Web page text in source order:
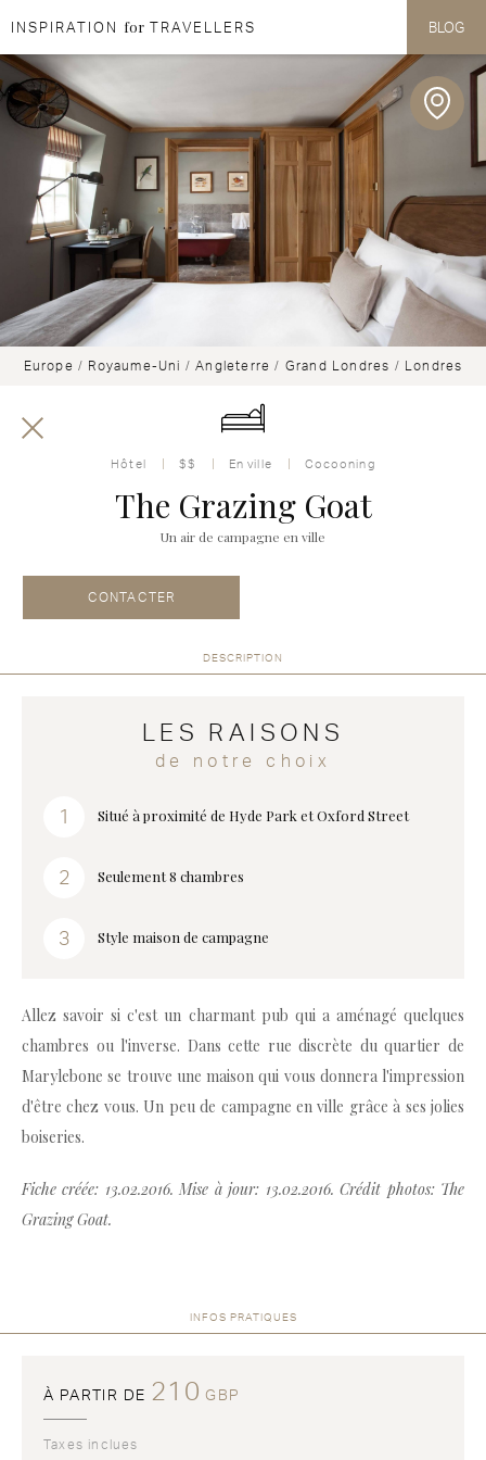
Aller au contenu
Aller au menu
INSPIRATION for TRAVELLERS BLOG
Europe / Royaume-Uni /Angleterre / Grand Londres / Londres
Hôtel $$ En ville Cocooning
The Grazing Goat
Un air de campagne en ville
CONTACTER
DESCRIPTION
LES RAISONS
de notre choix
Situé à proximité de Hyde Park et Oxford Street
Seulement 8 chambres
Style maison de campagne
Allez savoir si c'est un charmant pub qui a aménagé quelques
chambres ou l'inverse. Dans cette rue discrète du quartier de
Marylebone se trouve une maison qui vous donnera l'impression
d'être chez vous. Un peu de campagne en ville grâce à ses jolies
boiseries.
Fiche créée: 13.02.2016. Mise à jour: 13.02.2016. Crédit photos: The
Grazing Goat.
INFOS PRATIQUES
À PARTIR DE 210 GBP
Taxes inclues